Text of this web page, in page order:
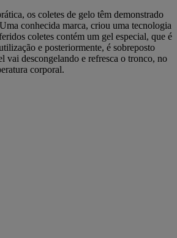
os coletes de gelo têm demonstrado
conhecida marca, criou uma tecnologia
coletes contém um gel especial, que é
e posteriormente, é sobreposto
vai descongelando e refresca o tronco, no
corporal.